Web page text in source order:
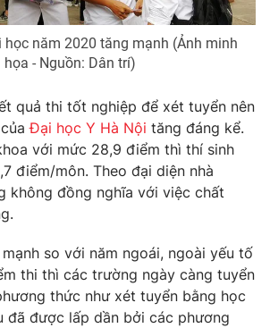
Shorts video
Bất động sản
Tấm lòng Việt
VTV8
năm 2020 tăng mạnh (Ảnh minh
họa - Nguồn: Dân trí)
quả thi tốt nghiệp để xét tuyển nên
củaĐại học Y Hà Nội tăng đáng kể.
với mức 28,9 điểm thì thí sinh
điểm/môn. Theo đại diện nhà
không đồng nghĩa với việc chất
so với năm ngoái, ngoài yếu tố
thi thì các trường ngày càng tuyển
thức như xét tuyển bằng học
đã được lấp dần bởi các phương